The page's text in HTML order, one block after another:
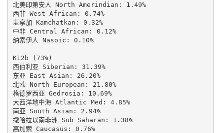
北美印第安人 North Amerindian: 1.49%
西非 West African: 0.74%
堪察加 Kamchatkan: 0.32%
中非 Central African: 0.12%
纳索伊人 Nasoic: 0.10%
K12b (73%)
西伯利亚 Siberian: 31.39%
东亚 East Asian: 26.20%
北欧 North European: 21.80%
格德罗西亚 Gedrosia: 10.69%
大西洋地中海 Atlantic Med: 4.85%
南亚 South Asian: 2.94%
撒哈拉以南非洲 Sub Saharan: 1.38%
高加索 Caucasus: 0.76%